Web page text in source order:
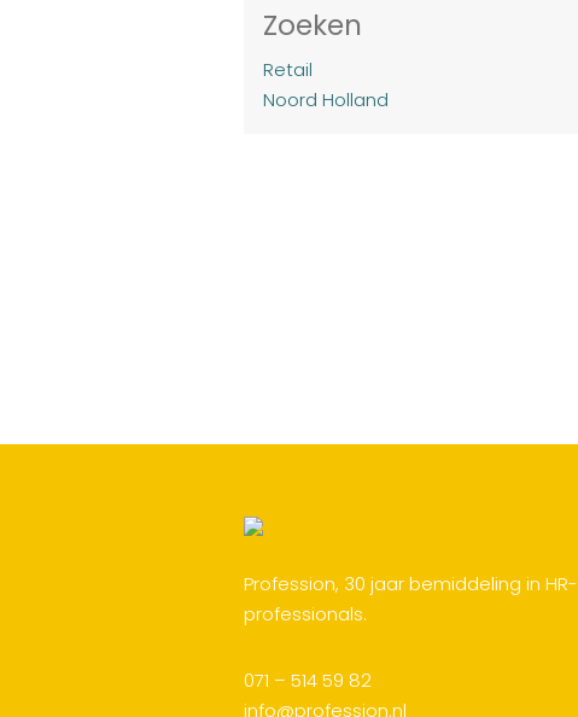
Zoeken
Retail
Noord Holland
Profession, 30 jaar bemiddeling in HR-
professionals.
071 – 514 59 82
info@profession.nl